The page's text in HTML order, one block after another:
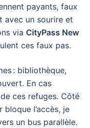
payants, faux
avec un sourire et
via CityPass New
ces faux pas.
: bibliothèque,
En cas
ces refuges. Côté
bloque l’accès, je
un bus parallèle.